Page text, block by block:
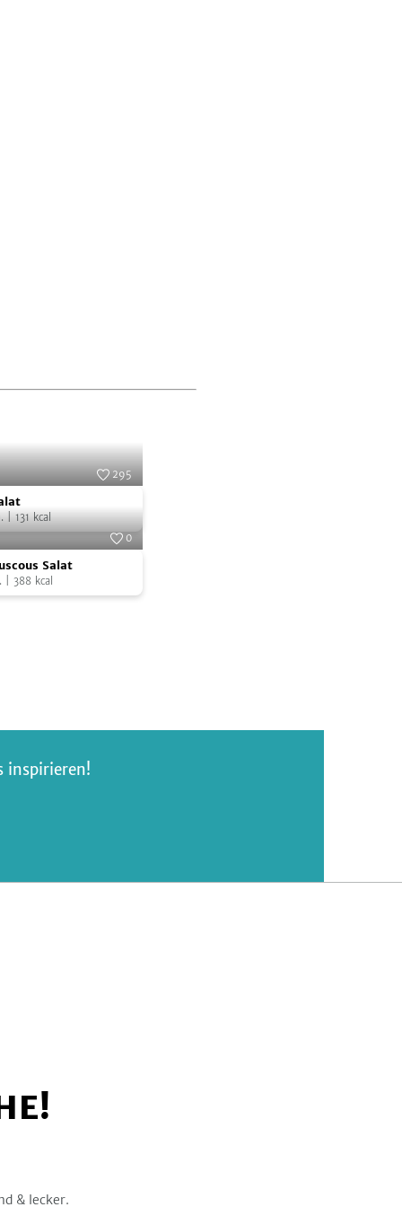
295
| 131 kcal
Foto:
0
Salat
388kcal
inspirieren!
& lecker.